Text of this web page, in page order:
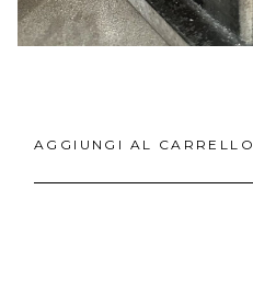
AGGIUNGI AL CARRELLO